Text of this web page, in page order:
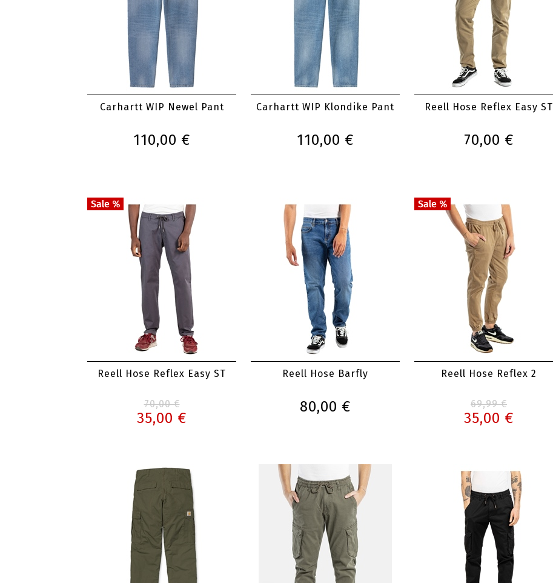
Carhartt WIP Newel Pant
110,00 €
Carhartt WIP Klondike Pant
110,00 €
Reell Hose Reflex Easy ST
70,00 €
Reell Hose Reflex Easy ST
70,00 €
35,00 €
Reell Hose Barfly
80,00 €
Reell Hose Reflex 2
69,99 €
35,00 €